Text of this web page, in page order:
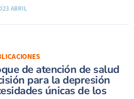
23 ABRIL
de atención de salud
para la depresión
únicas de los